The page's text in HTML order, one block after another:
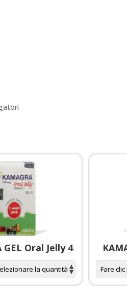
GEL Oral Jelly 4